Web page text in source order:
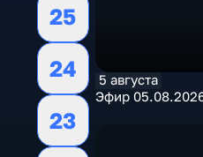
25
24
23
5 августа
Эфир